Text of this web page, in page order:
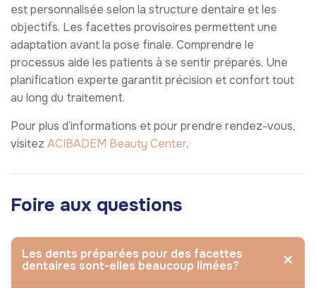
est personnalisée selon la structure dentaire et les
objectifs. Les facettes provisoires permettent une
adaptation avant la pose finale. Comprendre le
processus aide les patients à se sentir préparés. Une
planification experte garantit précision et confort tout
au long du traitement.
Pour plus d’informations et pour prendre rendez-vous,
visitez ACIBADEM Beauty Center.
Foire aux questions
Les dents préparées pour des facettes
dentaires sont-elles beaucoup limées?